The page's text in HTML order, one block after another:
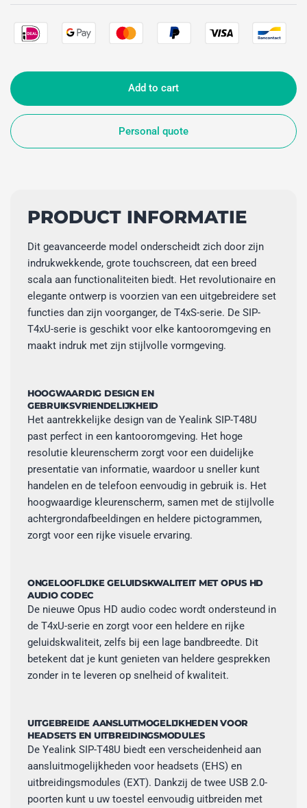
Add to cart
Personal quote
PRODUCT INFORMATIE
Dit geavanceerde model onderscheidt zich door zijn
indrukwekkende, grote touchscreen, dat een breed
scala aan functionaliteiten biedt. Het revolutionaire en
elegante ontwerp is voorzien van een uitgebreidere set
functies dan zijn voorganger, de T4xS-serie. De SIP-
T4xU-serie is geschikt voor elke kantooromgeving en
maakt indruk met zijn stijlvolle vormgeving.
HOOGWAARDIG DESIGN EN
GEBRUIKSVRIENDELIJKHEID
Het aantrekkelijke design van de Yealink SIP-T48U
past perfect in een kantooromgeving. Het hoge
resolutie kleurenscherm zorgt voor een duidelijke
presentatie van informatie, waardoor u sneller kunt
handelen en de telefoon eenvoudig in gebruik is. Het
hoogwaardige kleurenscherm, samen met de stijlvolle
achtergrondafbeeldingen en heldere pictogrammen,
zorgt voor een rijke visuele ervaring.
ONGELOOFLIJKE GELUIDSKWALITEIT MET OPUS HD
AUDIO CODEC
De nieuwe Opus HD audio codec wordt ondersteund in
de T4xU-serie en zorgt voor een heldere en rijke
geluidskwaliteit, zelfs bij een lage bandbreedte. Dit
betekent dat je kunt genieten van heldere gesprekken
zonder in te leveren op snelheid of kwaliteit.
UITGEBREIDE AANSLUITMOGELIJKHEDEN VOOR
HEADSETS EN UITBREIDINGSMODULES
De Yealink SIP-T48U biedt een verscheidenheid aan
aansluitmogelijkheden voor headsets (EHS) en
uitbreidingsmodules (EXT). Dankzij de twee USB 2.0-
poorten kunt u uw toestel eenvoudig uitbreiden met